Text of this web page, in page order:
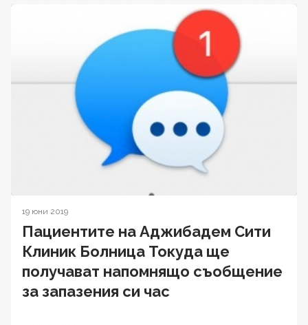
19 юни 2019
Пациентите на Аджибадем Сити
Клиник Болница Токуда ще
получават напомнящо съобщение
за запазения си час